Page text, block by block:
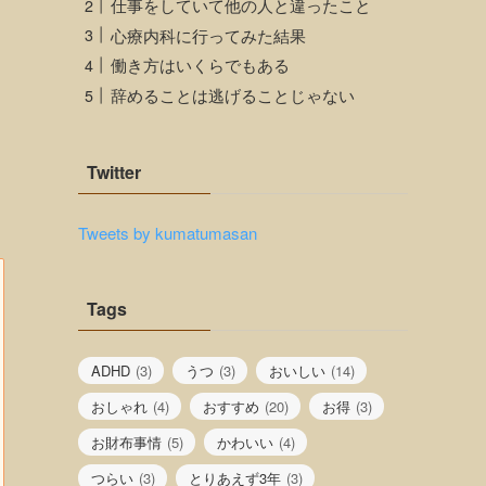
仕事をしていて他の人と違ったこと
心療内科に行ってみた結果
働き方はいくらでもある
辞めることは逃げることじゃない
Twitter
Tweets by kumatumasan
Tags
ADHD (3) うつ (3) おいしい (14)
おしゃれ (4) おすすめ (20) お得 (3)
お財布事情 (5) かわいい (4)
つらい (3) とりあえず3年 (3)